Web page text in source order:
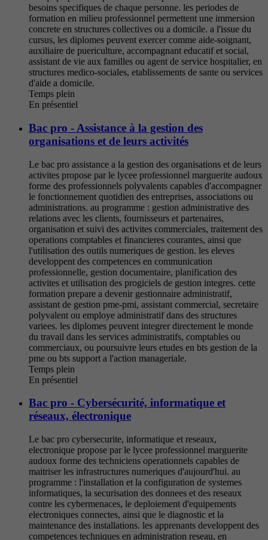
besoins specifiques de chaque personne. les periodes de
formation en milieu professionnel permettent une immersion
concrete en structures collectives ou a domicile. a l'issue du
cursus, les diplomes peuvent exercer comme aide-soignant,
auxiliaire de puericulture, accompagnant educatif et social,
assistant de vie aux familles ou agent de service hospitalier, en
structures medico-sociales, etablissements de sante ou services
d'aide a domicile.
Temps plein
En présentiel
Bac pro - Assistance à la gestion des
organisations et de leurs activités
Le bac pro assistance a la gestion des organisations et de leurs
activites propose par le lycee professionnel marguerite audoux
forme des professionnels polyvalents capables d'accompagner
le fonctionnement quotidien des entreprises, associations ou
administrations. au programme : gestion administrative des
relations avec les clients, fournisseurs et partenaires,
organisation et suivi des activites commerciales, traitement des
operations comptables et financieres courantes, ainsi que
l'utilisation des outils numeriques de gestion. les eleves
developpent des competences en communication
professionnelle, gestion documentaire, planification des
activites et utilisation des progiciels de gestion integres. cette
formation prepare a devenir gestionnaire administratif,
assistant de gestion pme-pmi, assistant commercial, secretaire
polyvalent ou employe administratif dans des structures
variees. les diplomes peuvent integrer directement le monde
du travail dans les services administratifs, comptables ou
commerciaux, ou poursuivre leurs etudes en bts gestion de la
pme ou bts support a l'action manageriale.
Temps plein
En présentiel
Bac pro - Cybersécurité, informatique et
réseaux, électronique
Le bac pro cybersecurite, informatique et reseaux,
electronique propose par le lycee professionnel marguerite
audoux forme des techniciens operationnels capables de
maitriser les infrastructures numeriques d'aujourd'hui. au
programme : l'installation et la configuration de systemes
informatiques, la securisation des donnees et des reseaux
contre les cybermenaces, le deploiement d'equipements
electroniques connectes, ainsi que le diagnostic et la
maintenance des installations. les apprenants developpent des
competences techniques en administration reseau, en